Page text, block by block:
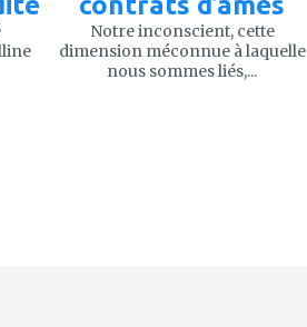
Notre inconscient, cette
dimension méconnue à laquelle
nous sommes liés,...